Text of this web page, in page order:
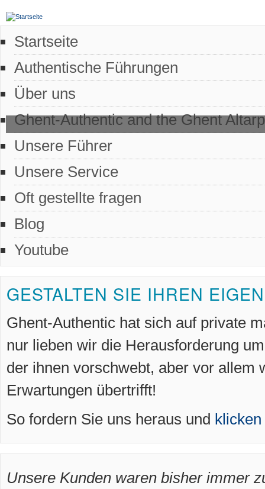
Startseite
Authentische Führungen
Über uns
Ghent-Authentic and the Ghent
Unsere Führer
Unsere Service
Oft gestellte fragen
Blog
Youtube
GESTALTEN SIE IHREN
Ghent-Authentic hat sich auf private
nur lieben wir die Herausforderung
der ihnen vorschwebt, aber vor allem
Erwartungen übertrifft!
So fordern Sie uns heraus und
Unsere Kunden waren bisher immer